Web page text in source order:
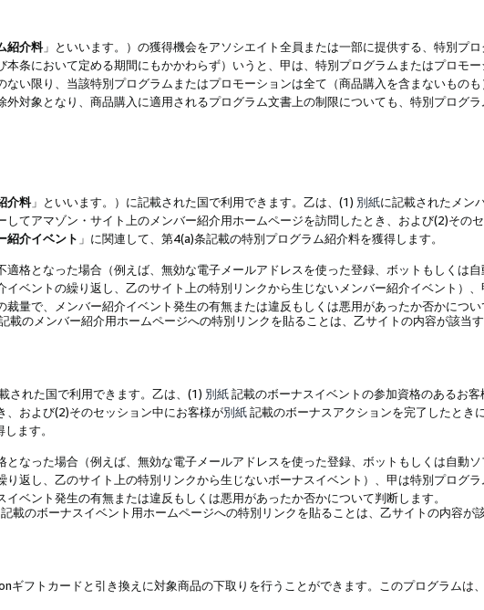
紹介料」といいます。）の獲得機会をアソシエイト全員または一部に提供する、特別プ
条において定める期間にもかかわらず）いうと、甲は、特別プログラムまたはプロモ
い限り、当該特別プログラムまたはプロモーションは全て（商品購入を含まないもの
対象となり、商品購入に適用されるプログラム文書上の制限についても、特別プログ
介料」といいます。）に記載された国で利用できます。乙は、(1) 別紙に記載されたメン
てアマゾン・サイト上のメンバー紹介用ホームページを訪問したとき、および(2)その
紹介イベント 」に関連して、第4(a)条記載の特別プログラム紹介料を獲得します。
格となった場合（例えば、無効な電子メールアドレスを使った登録、ボットもしくは
ベントの繰り返し、乙のサイト上の特別リンクから生じないメンバー紹介イベント）
量で、メンバー紹介イベント発生の有無または違反もしくは悪用があったか否かについ
載のメンバー紹介用ホームページへの特別リンクを貼ることは、乙サイトの内容が該当
された国で利用できます。乙は、(1) 別紙記載のボーナスイベントの参加資格のあるお
、および(2)そのセッション中にお客様が別紙記載のボーナスアクションを完了したとき
ます。
なった場合（例えば、無効な電子メールアドレスを使った登録、ボットもしくは自動
返し、乙のサイト上の特別リンクから生じないボーナスイベント）、甲は特別プログ
ベント発生の有無または違反もしくは悪用があったか否かについて判断します。
記載のボーナスイベント用ホームページへの特別リンクを貼ることは、乙サイトの内容が
ギフトカードと引き換えに対象商品の下取りを行うことができます。このプログラムは